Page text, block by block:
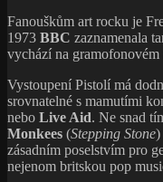
Fanouškům art rocku je
1973 BBC zaznamenala
vychází na gramofonovém
Vystoupení Pistolí má
srovnatelné s mamutími
nebo Live Aid. Ne snad
Monkees (Stepping Stone)
zásadním poselstvím pro
nejenom britskou pop